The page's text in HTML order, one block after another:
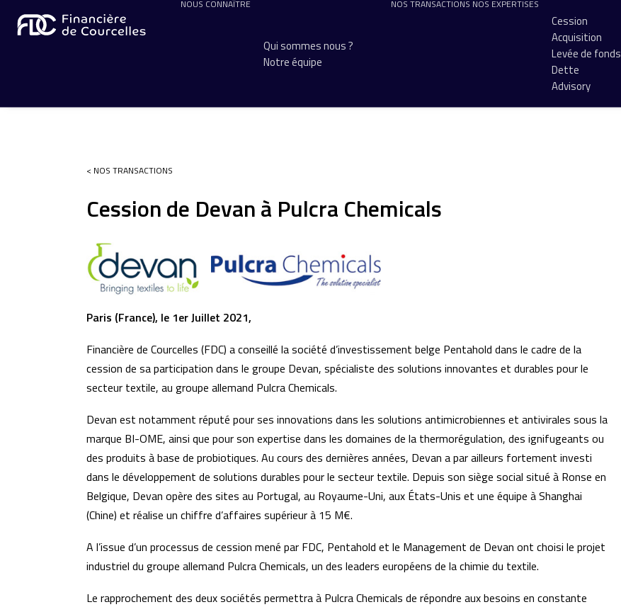
NOUS CONNAÎTRE
Qui sommes nous ?
Notre équipe
NOS TRANSACTIONS NOS EXPERTISES
Cession
Acquisition
Levée de fonds
Dette
Advisory
< NOS TRANSACTIONS
Cession de Devan à Pulcra Chemicals
Paris (France), le 1er Juillet 2021,
Financière de Courcelles (FDC) a conseillé la société d’investissement belge Pentahold dans le cadre de la
cession de sa participation dans le groupe Devan, spécialiste des solutions innovantes et durables pour le
secteur textile, au groupe allemand Pulcra Chemicals.
Devan est notamment réputé pour ses innovations dans les solutions antimicrobiennes et antivirales sous la
marque BI-OME, ainsi que pour son expertise dans les domaines de la thermorégulation, des ignifugeants ou
des produits à base de probiotiques. Au cours des dernières années, Devan a par ailleurs fortement investi
dans le développement de solutions durables pour le secteur textile. Depuis son siège social situé à Ronse en
Belgique, Devan opère des sites au Portugal, au Royaume-Uni, aux États-Unis et une équipe à Shanghai
(Chine) et réalise un chiffre d’affaires supérieur à 15 M€.
A l’issue d’un processus de cession mené par FDC, Pentahold et le Management de Devan ont choisi le projet
industriel du groupe allemand Pulcra Chemicals, un des leaders européens de la chimie du textile.
Le rapprochement des deux sociétés permettra à Pulcra Chemicals de répondre aux besoins en constante